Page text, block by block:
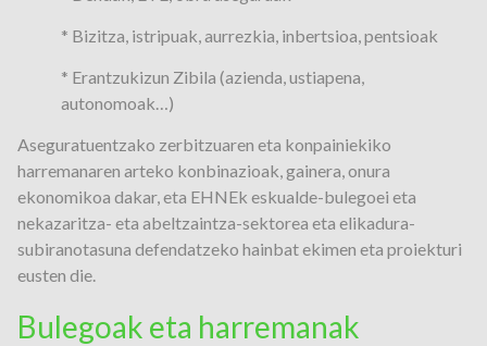
* Bizitza, istripuak, aurrezkia, inbertsioa, pentsioak
* Erantzukizun Zibila (azienda, ustiapena,
autonomoak…)
Aseguratuentzako zerbitzuaren eta konpainiekiko
harremanaren arteko konbinazioak, gainera, onura
ekonomikoa dakar, eta EHNEk eskualde-bulegoei eta
nekazaritza- eta abeltzaintza-sektorea eta elikadura-
subiranotasuna defendatzeko hainbat ekimen eta proiekturi
eusten die.
Bulegoak eta harremanak